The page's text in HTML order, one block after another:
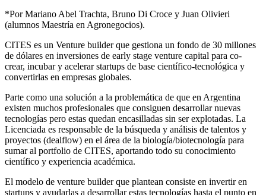
*Por Mariano Abel Trachta, Bruno Di Croce y Juan Olivieri
(alumnos Maestría en Agronegocios).
CITES es un Venture builder que gestiona un fondo de 30 millones
de dólares en inversiones de early stage venture capital para co-
crear, incubar y acelerar startups de base científico-tecnológica y
convertirlas en empresas globales.
Parte como una solución a la problemática de que en Argentina
existen muchos profesionales que consiguen desarrollar nuevas
tecnologías pero estas quedan encasilladas sin ser explotadas. La
Licenciada es responsable de la búsqueda y análisis de talentos y
proyectos (dealflow) en el área de la biología/biotecnología para
sumar al portfolio de CITES, aportando todo su conocimiento
científico y experiencia académica.
El modelo de venture builder que plantean consiste en invertir en
startups y ayudarlas a desarrollar estas tecnologías hasta el punto en